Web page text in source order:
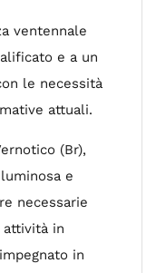
ventennale
e a un
le necessità
attuali.
(Br),
e
necessarie
in
in